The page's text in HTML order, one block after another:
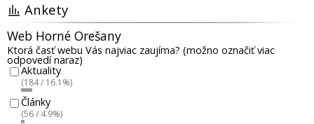
Ankety
Web Horné Orešany
Ktorá časť webu Vás najviac zaujíma? (možno označiť viac
odpovedí naraz)
Aktuality
(184 / 16.1%)
Články
(56 / 4.9%)